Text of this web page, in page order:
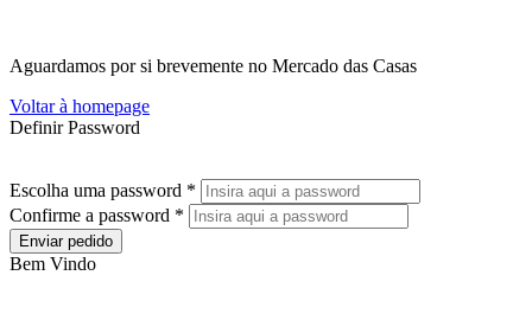
Aguardamos por si brevemente no Mercado das Casas
Voltar à homepage
Definir Password
Escolha uma password *
Confirme a password *
Enviar pedido
Bem Vindo